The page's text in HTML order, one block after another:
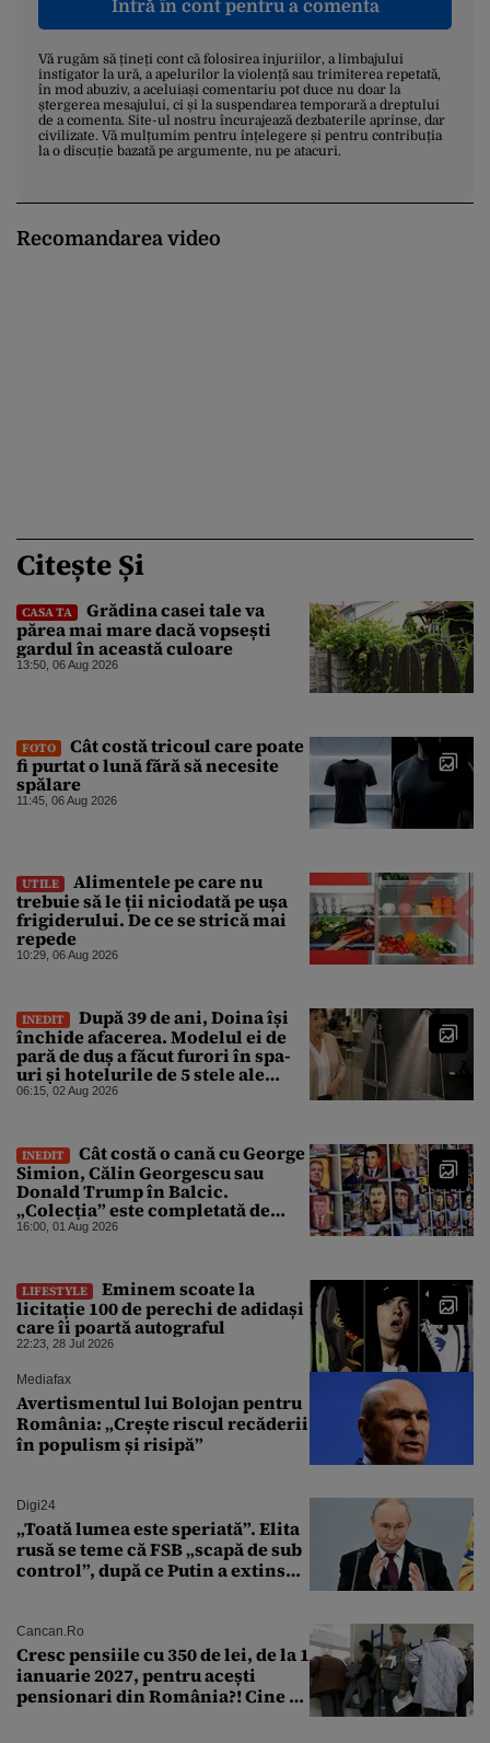
Intră în cont pentru a comenta
Vă rugăm să țineți cont că folosirea injuriilor, a limbajului
instigator la ură, a apelurilor la violență sau trimiterea repetată,
în mod abuziv, a aceluiași comentariu pot duce nu doar la
ștergerea mesajului, ci și la suspendarea temporară a dreptului
de a comenta. Site-ul nostru încurajează dezbaterile aprinse, dar
civilizate. Vă mulțumim pentru înțelegere și pentru contribuția
la o discuție bazată pe argumente, nu pe atacuri.
Recomandarea video
Citește Și
CASA TA
Grădina casei tale va
părea mai mare dacă vopsești
gardul în această culoare
13:50, 06 Aug 2026
FOTO
Cât costă tricoul care poate
fi purtat o lună fără să necesite
spălare
11:45, 06 Aug 2026
UTILE
Alimentele pe care nu
trebuie să le ții niciodată pe ușa
frigiderului. De ce se strică mai
repede
10:29, 06 Aug 2026
INEDIT
După 39 de ani, Doina își
închide afacerea. Modelul ei de
pară de duș a făcut furori în spa-
uri și hotelurile de 5 stele ale
lumii. Ce nu a mai mers
06:15, 02 Aug 2026
INEDIT
Cât costă o cană cu George
Simion, Călin Georgescu sau
Donald Trump în Balcic.
„Colecția” este completată de
Nicușor Dan, Ceaușescu și Stalin
16:00, 01 Aug 2026
LIFESTYLE
Eminem scoate la
licitație 100 de perechi de adidași
care îi poartă autograful
22:23, 28 Jul 2026
Mediafax
Avertismentul lui Bolojan pentru
România: „Crește riscul recăderii
în populism și risipă”
Digi24
„Toată lumea este speriată”. Elita
rusă se teme că FSB „scapă de sub
control”, după ce Putin a extins
Cancan.ro
Cresc pensiile cu 350 de lei, de la 1
ianuarie 2027, pentru acești
pensionari din România?! Cine se